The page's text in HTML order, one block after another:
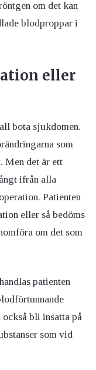
om det kan
blodproppar i
eller
bota sjukdomen.
som
Men det är ett
ifrån alla
Patienten
eller så bedöms
om det som
patienten
bli insatta på
som vid